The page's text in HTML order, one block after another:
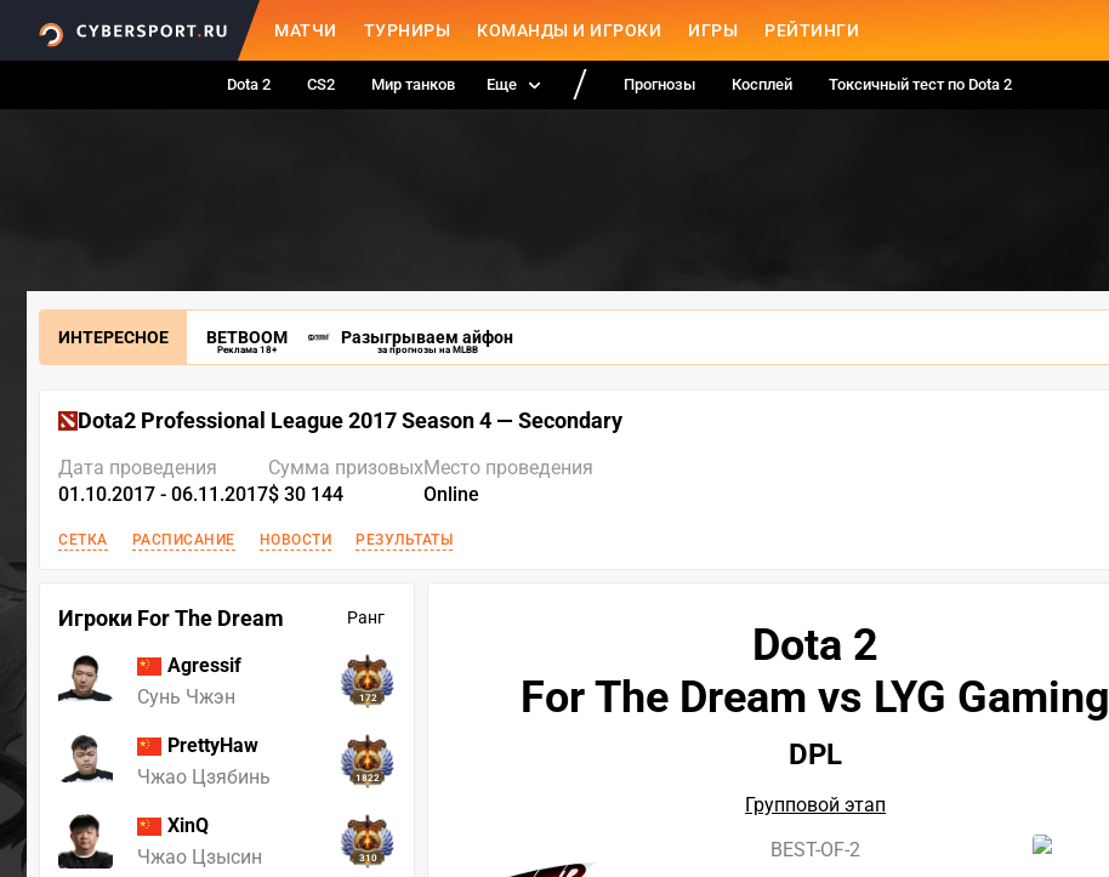
МАТЧИ ТУРНИРЫ КОМАНДЫ И ИГРОКИ ИГРЫ РЕЙТИНГИ
Dota 2 CS2 Мир танков Еще Прогнозы Косплей Токсичный тест по Dota 2
ИНТЕРЕСНОЕ BETBOOM
Реклама 18+
Разыгрываем айфон
за прогнозы на MLBB
Dota2 Professional League 2017 Season 4 — Secondary
Дата проведения
01.10.2017 - 06.11.2017
Сумма призовых
$ 30 144
Место проведения
Online
СЕТКА РАСПИСАНИЕ НОВОСТИ РЕЗУЛЬТАТЫ
Игроки For The Dream Ранг
Agressif
Сунь Чжэн
172
PrettyHaw
Чжао Цзябинь
1822
XinQ
Чжао Цзысин
310
Dota 2
For The Dream vs LYG Gaming
DPL
Групповой этап
BEST-OF-2